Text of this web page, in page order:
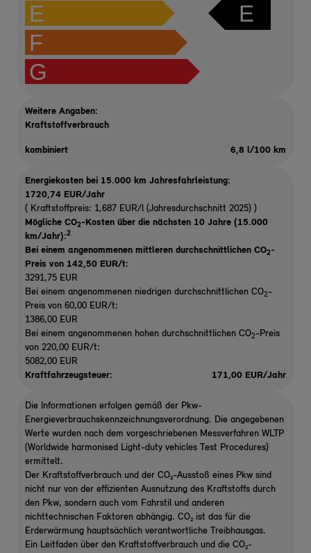
E
F
G
E
Weitere Angaben:
Kraftstoffverbrauch
kombiniert 6,8 l/100 km
Energiekosten bei 15.000 km Jahresfahrleistung:
1720,74 EUR/Jahr
( Kraftstoffpreis: 1,687 EUR/l (Jahresdurchschnitt 2025) )
Mögliche CO2-Kosten über die nächsten 10 Jahre (15.000
km/Jahr):2
Bei einem angenommenen mittleren durchschnittlichen CO2-
Preis von 142,50 EUR/t:
3291,75 EUR
Bei einem angenommenen niedrigen durchschnittlichen CO2-
Preis von 60,00 EUR/t:
1386,00 EUR
Bei einem angenommenen hohen durchschnittlichen CO2-Preis
von 220,00 EUR/t:
5082,00 EUR
Kraftfahrzeugsteuer:
171,00 EUR/Jahr
Die Informationen erfolgen gemäß der Pkw-
Energieverbrauchskennzeichnungsverordnung. Die angegebenen
Werte wurden nach dem vorgeschriebenen Messverfahren WLTP
(Worldwide harmonised Light-duty vehicles Test Procedures)
ermittelt.
Der Kraftstoffverbrauch und der CO₂-Ausstoß eines Pkw sind
nicht nur von der effizienten Ausnutzung des Kraftstoffs durch
den Pkw, sondern auch vom Fahrstil und anderen
nichttechnischen Faktoren abhängig. CO₂ ist das für die
Erderwärmung hauptsächlich verantwortliche Treibhausgas.
Ein Leitfaden über den Kraftstoffverbrauch und die CO₂-